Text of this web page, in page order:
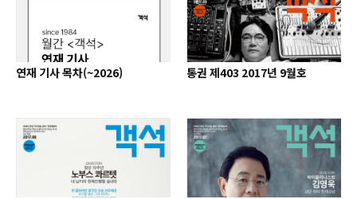
연재 기사 목차(~2026) 통권 제403 2017년 9월호